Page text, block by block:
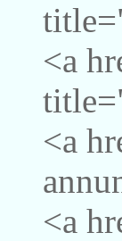
<a
<a
<a